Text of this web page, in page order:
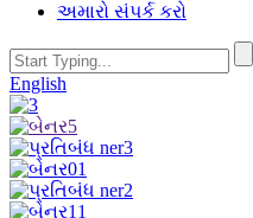
અમારો સંપર્ક કરો
English